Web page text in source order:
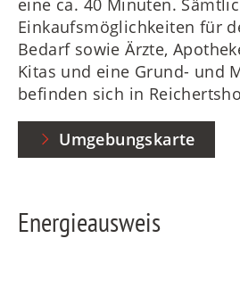
Einkaufsmöglichkeiten für
Bedarf sowie Ärzte,
Kitas und eine Grund- und
befinden sich in
Umgebungskarte
Energieausweis